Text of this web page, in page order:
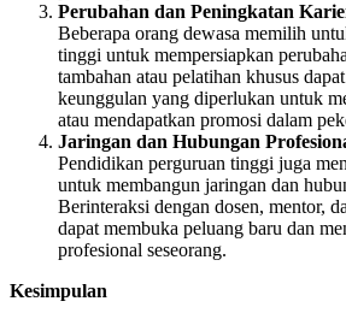
Perubahan dan Peningkatan
Beberapa orang dewasa memilih
tinggi untuk mempersiapkan
tambahan atau pelatihan khusus
keunggulan yang diperlukan untuk
atau mendapatkan promosi dalam
Jaringan dan Hubungan
Pendidikan perguruan tinggi juga
untuk membangun jaringan dan
Berinteraksi dengan dosen, mentor,
dapat membuka peluang baru dan
profesional seseorang.
Kesimpulan